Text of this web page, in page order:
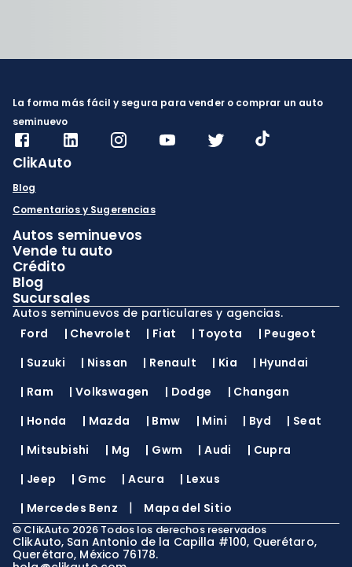
La forma más fácil y segura para vender o comprar un auto
seminuevo
ClikAuto
Blog
Comentarios y Sugerencias
Autos seminuevos
Vende tu auto
Crédito
Blog
Sucursales
Autos seminuevos de particulares y agencias.
Ford
| Chevrolet | Fiat | Toyota | Peugeot
| Suzuki | Nissan | Renault | Kia | Hyundai
| Ram | Volkswagen | Dodge | Changan
| Honda | Mazda | Bmw | Mini | Byd | Seat
| Mitsubishi | Mg | Gwm |Audi | Cupra
| Jeep | Gmc |Acura | Lexus
| Mercedes Benz | Mapa del Sitio
© ClikAuto 2026 Todos los derechos reservados
ClikAuto, San Antonio de la Capilla #100, Querétaro,
Querétaro, México 76178.